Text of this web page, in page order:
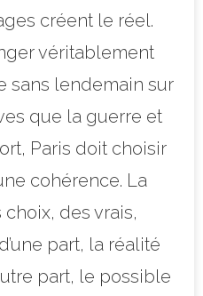
créent le réel.
véritablement
sans lendemain sur
que la guerre et
Paris doit choisir
cohérence. La
des vrais,
part, la réalité
part, le possible